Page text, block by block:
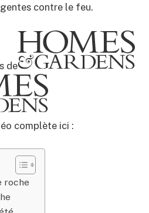
contre le feu.
de
complète ici :
roche